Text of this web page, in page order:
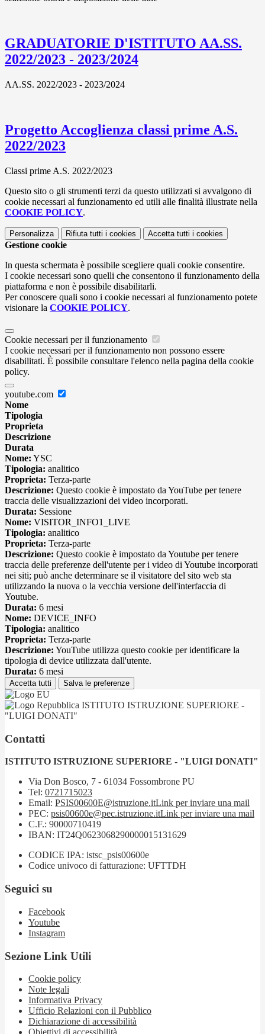
GRADUATORIE D'ISTITUTO AA.SS.
2022/2023 - 2023/2024
AA.SS. 2022/2023 - 2023/2024
Progetto Accoglienza classi prime A.S.
2022/2023
Classi prime A.S. 2022/2023
Questo sito o gli strumenti terzi da questo utilizzati si avvalgono di
cookie necessari al funzionamento ed utili alle finalità illustrate nella
COOKIE POLICY.
Personalizza Rifiuta tutti i cookies Accetta tutti i cookies
Gestione cookie
In questa schermata è possibile scegliere quali cookie consentire.
I cookie necessari sono quelli che consentono il funzionamento della
piattaforma e non è possibile disabilitarli.
Per conoscere quali sono i cookie necessari al funzionamento potete
visionare la COOKIE POLICY.
Cookie necessari per il funzionamento
I cookie necessari per il funzionamento non possono essere
disabilitati. È possibile consultare l'elenco nella pagina della cookie
policy.
youtube.com
Nome
Tipologia
Proprieta
Descrizione
Durata
Nome: YSC
Tipologia: analitico
Proprieta: Terza-parte
Descrizione: Questo cookie è impostato da YouTube per tenere
traccia delle visualizzazioni dei video incorporati.
Durata: Sessione
Nome: VISITOR_INFO1_LIVE
Tipologia: analitico
Proprieta: Terza-parte
Descrizione: Questo cookie è impostato da Youtube per tenere
traccia delle preferenze dell'utente per i video di Youtube incorporati
nei siti; può anche determinare se il visitatore del sito web sta
utilizzando la nuova o la vecchia versione dell'interfaccia di
Youtube.
Durata: 6 mesi
Nome: DEVICE_INFO
Tipologia: analitico
Proprieta: Terza-parte
Descrizione: YouTube utilizza questo cookie per identificare la
tipologia di device utilizzata dall'utente.
Durata: 6 mesi
Accetta tutti Salva le preferenze
ISTITUTO ISTRUZIONE SUPERIORE -
"LUIGI DONATI"
Contatti
ISTITUTO ISTRUZIONE SUPERIORE - "LUIGI DONATI"
Via Don Bosco, 7 - 61034 Fossombrone PU
Tel: 0721715023
Email: PSIS00600E@istruzione.itLink per inviare una mail
PEC: psis00600e@pec.istruzione.itLink per inviare una mail
C.F.: 90000710419
IBAN: IT24Q0623068290000015131629
CODICE IPA: istsc_psis00600e
Codice univoco di fatturazione: UFTTDH
Seguici su
Facebook
Youtube
Instagram
Sezione Link Utili
Cookie policy
Note legali
Informativa Privacy
Ufficio Relazioni con il Pubblico
Dichiarazione di accessibilità